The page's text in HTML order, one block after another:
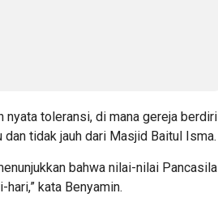
toleransi, di mana gereja berdiri
tidak jauh dari Masjid Baitul Isma.
bahwa nilai-nilai Pancasila
kata Benyamin.